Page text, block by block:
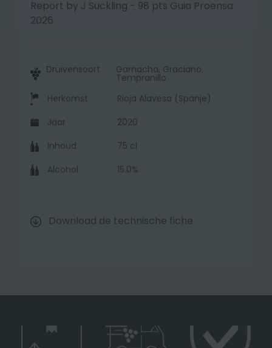
Report by J Suckling - 98 pts Guia Proensa
2026
Druivensoort Garnacha, Graciano,
Tempranillo
Herkomst
Rioja Alavesa (Spanje)
Jaar
2020
Inhoud
75 cl
Alcohol
15.0%
Download de technische fiche